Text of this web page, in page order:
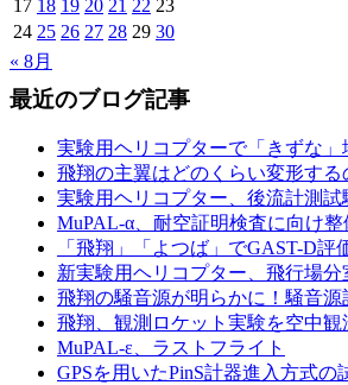
17 18 19 20 21 22 23
24 25 26 27 28 29 30
« 8月
最近のブログ記事
実験用ヘリコプターで「きずな
飛翔の主翼はどのくらい変形する
実験用ヘリコプター、後流計測試
MuPAL-α、耐空証明検査に向け整
「飛翔」「よつば」でGAST-D評
新実験用ヘリコプター、飛行場分
飛翔の騒音源が明らかに！騒音源
飛翔、観測ロケット実験を空中観
MuPAL-ε、ラストフライト
GPSを用いたPinS計器進入方式の